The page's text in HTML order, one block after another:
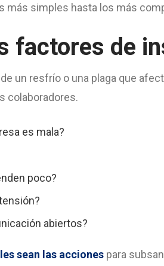
más simples hasta los más
factores de
un resfrío o una plaga que
colaboradores.
es mala?
poco?
abiertos?
sean las acciones para